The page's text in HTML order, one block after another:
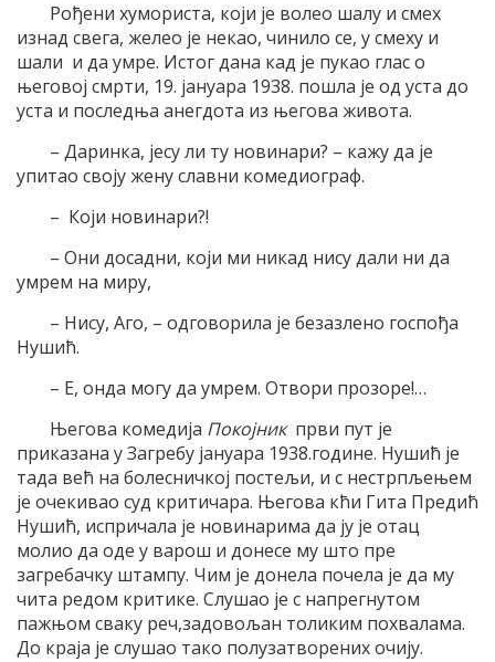
Рођени хумориста, који је волео шалу и смех
изнад свега, желео је некао, чинило се, у смеху и
шали и да умре. Истог дана кад је пукао глас о
његовој смрти, 19. јануара 1938. пошла је од уста до
уста и последња анегдота из његова живота.
– Даринка, јесу ли ту новинари? – кажу да је
упитао своју жену славни комедиограф.
– Који новинари?!
– Они досадни, који ми никад нису дали ни да
умрем на миру,
– Нису, Аго, – одговорила је безазлено госпођа
Нушић.
– Е, онда могу да умрем. Отвори прозоре!…
Његова комедија Покојник први пут је
приказана у Загребу јануара 1938.године. Нушић је
тада већ на болесничкој постељи, и с нестрпљењем
је очекивао суд критичара. Његова кћи Гита Предић
Нушић, испричала је новинарима да ју је отац
молио да оде у варош и донесе му што пре
загребачку штампу. Чим је донела почела је да му
чита редом критике. Слушао је с напрегнутом
пажњом сваку реч,задовољан толиким похвалама.
До краја је слушао тако полузатворених очију.